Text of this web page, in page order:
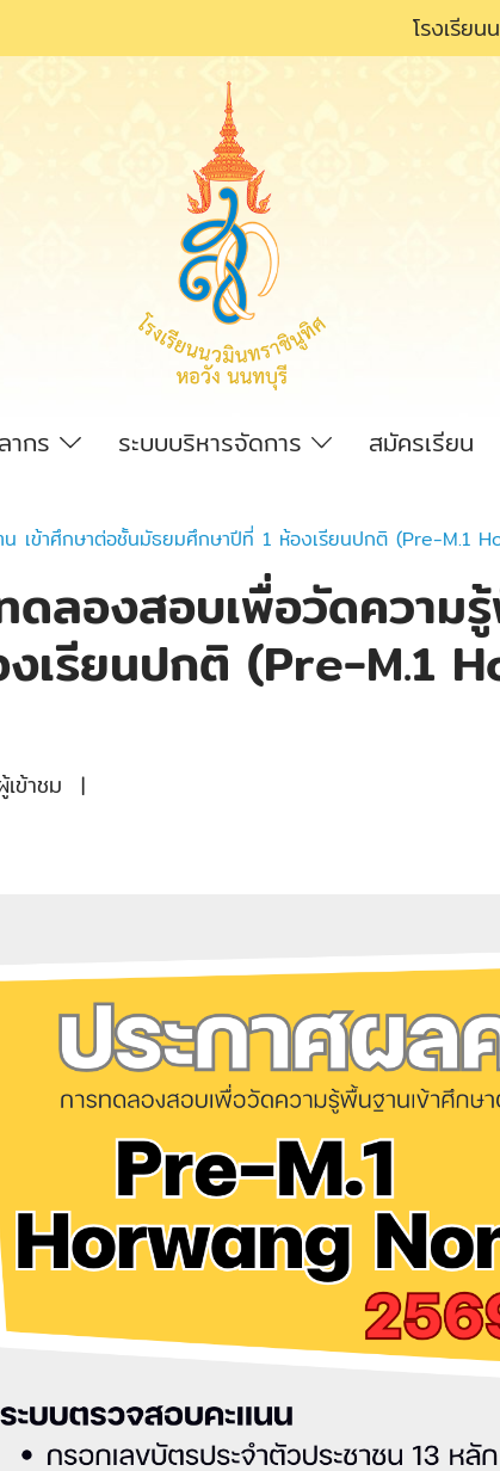
โรงเรีย
ากร ระบบบริหารจัดการ สมัครเรียน
น เข้าศึกษาต่อชั้นมัธยมศึกษาปีที่ 1 ห้องเรียนปกติ (Pre-M.1
ดลองสอบเพื่อวัดความ
เรียนปกติ (Pre-M.1
ข้าชม |